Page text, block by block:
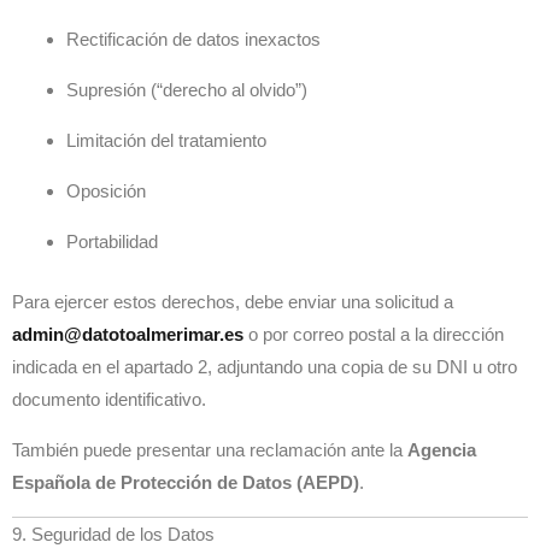
Rectificación de datos inexactos
Supresión (“derecho al olvido”)
Limitación del tratamiento
Oposición
Portabilidad
Para ejercer estos derechos, debe enviar una solicitud a
admin@datotoalmerimar.es o por correo postal a la dirección
indicada en el apartado 2, adjuntando una copia de su DNI u otro
documento identificativo.
También puede presentar una reclamación ante la Agencia
Española de Protección de Datos (AEPD).
9. Seguridad de los Datos